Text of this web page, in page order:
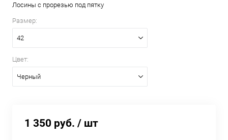
Лосины с прорезью под пятку
Размер:
42
Цвет:
Черный
1 350 руб. / шт